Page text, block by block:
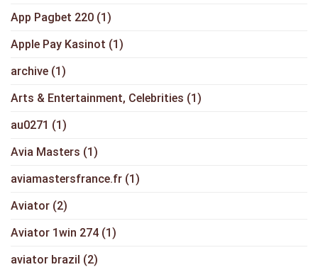
App Pagbet 220 (1)
Apple Pay Kasinot (1)
archive (1)
Arts & Entertainment, Celebrities (1)
au0271 (1)
Avia Masters (1)
aviamastersfrance.fr (1)
Aviator (2)
Aviator 1win 274 (1)
aviator brazil (2)